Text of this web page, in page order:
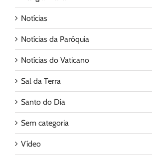
Notícias
Notícias da Paróquia
Notícias do Vaticano
Sal da Terra
Santo do Dia
Sem categoria
Vídeo